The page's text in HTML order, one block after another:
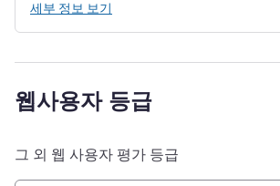
세부 정보 보기
웹사용자 등급
그 외 웹 사용자 평가 등급